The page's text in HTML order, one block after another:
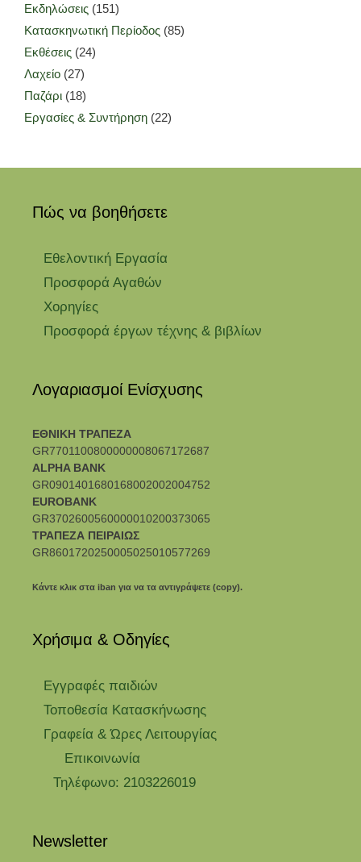
Εκδηλώσεις (151)
Κατασκηνωτική Περίοδος (85)
Εκθέσεις (24)
Λαχείο (27)
Παζάρι (18)
Εργασίες & Συντήρηση (22)
Πώς να βοηθήσετε
Εθελοντική Εργασία
Προσφορά Αγαθών
Χορηγίες
Προσφορά έργων τέχνης & βιβλίων
Λογαριασμοί Ενίσχυσης
ΕΘΝΙΚΗ ΤΡΑΠΕΖΑ
GR7701100800000008067172687
ALPHA BANK
GR0901401680168002002004752
EUROBANK
GR3702600560000010200373065
ΤΡΑΠΕΖΑ ΠΕΙΡΑΙΩΣ
GR8601720250005025010577269
Κάντε κλικ στα iban για να τα αντιγράψετε (copy).
Χρήσιμα & Οδηγίες
Eγγραφές παιδιών
Τοποθεσία Κατασκήνωσης
Γραφεία & Ώρες Λειτουργίας
Επικοινωνία
Τηλέφωνο: 2103226019
Newsletter